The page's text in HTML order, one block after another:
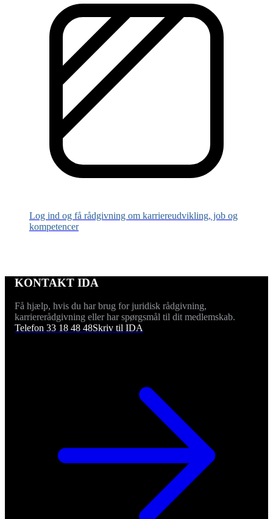
Log ind og få rådgivning om karriereudvikling, job og
kompetencer
KONTAKT IDA
Få hjælp, hvis du har brug for juridisk rådgivning,
karriererådgivning eller har spørgsmål til dit medlemskab.
Telefon 33 18 48 48Skriv til IDA